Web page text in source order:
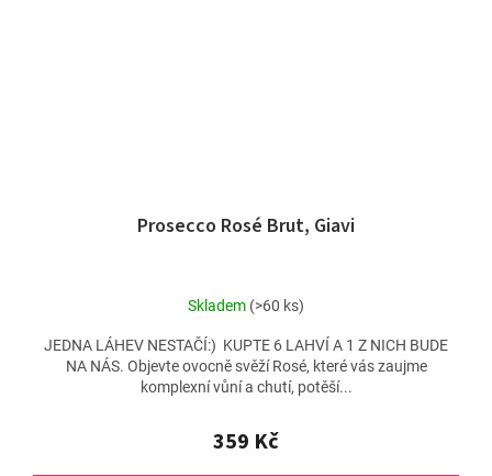
Prosecco Rosé Brut, Giavi
Skladem (>60 ks)
359 Kč
JEDNA LÁHEV NESTAČÍ:) KUPTE 6 LAHVÍ A 1 Z NICH BUDE
NA NÁS. Objevte ovocně svěží Rosé, které vás zaujme
komplexní vůní a chutí, potěší...